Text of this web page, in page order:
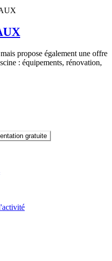
propose également une offre
: équipements, rénovation,
gratuite